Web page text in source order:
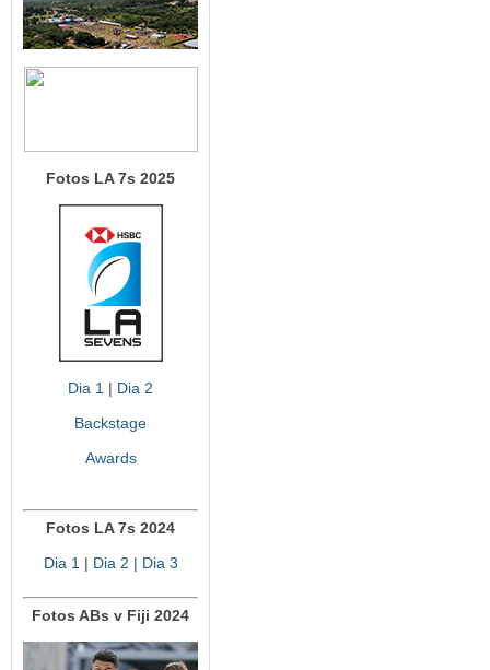
Fotos LA 7s 2025
Dia 1 | Dia 2
Backstage
Awards
Fotos LA 7s 2024
Dia 1 | Dia 2 | Dia 3
Fotos ABs v Fiji 2024